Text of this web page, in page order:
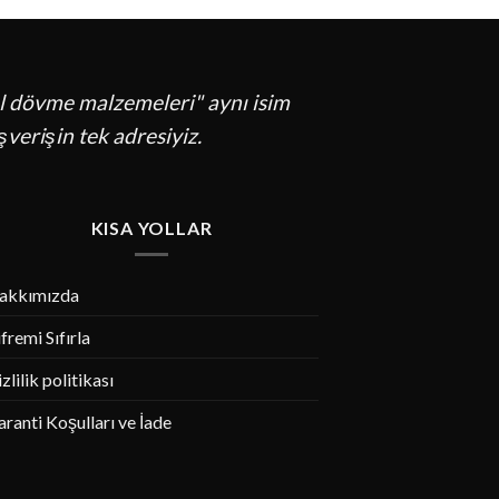
malzemeleri" aynı isim
tek adresiyiz.
KISA YOLLAR
Sıfırla
politikası
Koşulları ve İade